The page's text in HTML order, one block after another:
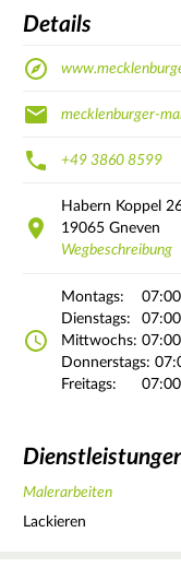
Details
mecklenburger-
+49 3860 8599
Habern Koppel
19065 Gneven
Wegbeschreibung
Montags:
Dienstags:
Mittwochs:
Donnerstags:
Freitags:
Malerarbeiten
Lackieren